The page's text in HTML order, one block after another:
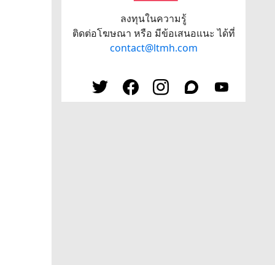
ลงทุนในความรู้
ติดต่อโฆษณา หรือ มีข้อเสนอแนะ ได้ที่
contact@ltmh.com